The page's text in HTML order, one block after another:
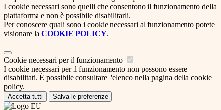
I cookie necessari sono quelli che consentono il funzionamento della
piattaforma e non è possibile disabilitarli.
Per conoscere quali sono i cookie necessari al funzionamento potete
visionare la COOKIE POLICY.
Cookie necessari per il funzionamento
I cookie necessari per il funzionamento non possono essere
disabilitati. È possibile consultare l'elenco nella pagina della cookie
policy.
Accetta tutti Salva le preferenze